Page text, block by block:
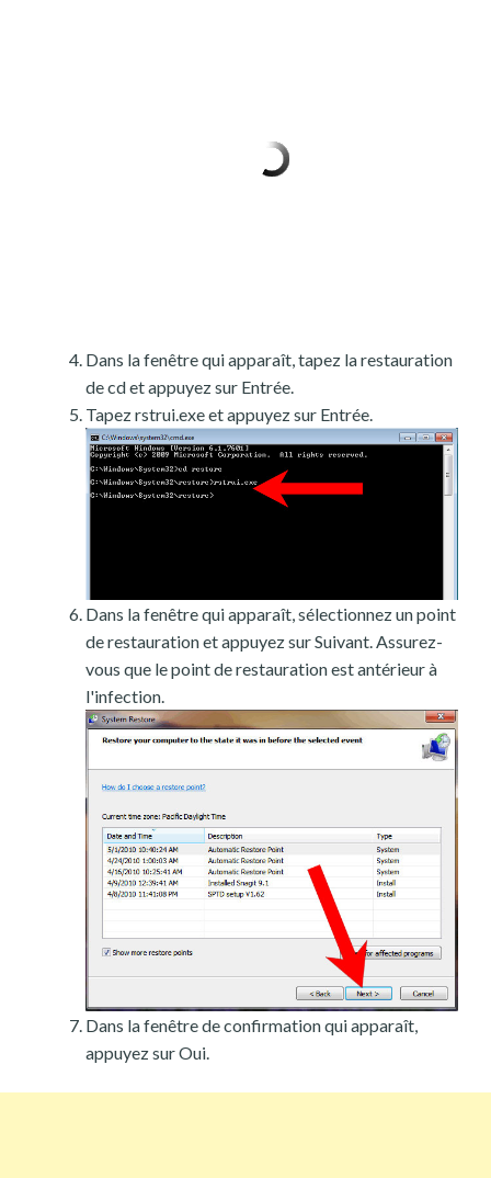
Dans la fenêtre qui apparaît, tapez la restauration
de cd et appuyez sur Entrée.
Tapez rstrui.exe et appuyez sur Entrée.
Dans la fenêtre qui apparaît, sélectionnez un point
de restauration et appuyez sur Suivant. Assurez-
vous que le point de restauration est antérieur à
l'infection.
Dans la fenêtre de confirmation qui apparaît,
appuyez sur Oui.